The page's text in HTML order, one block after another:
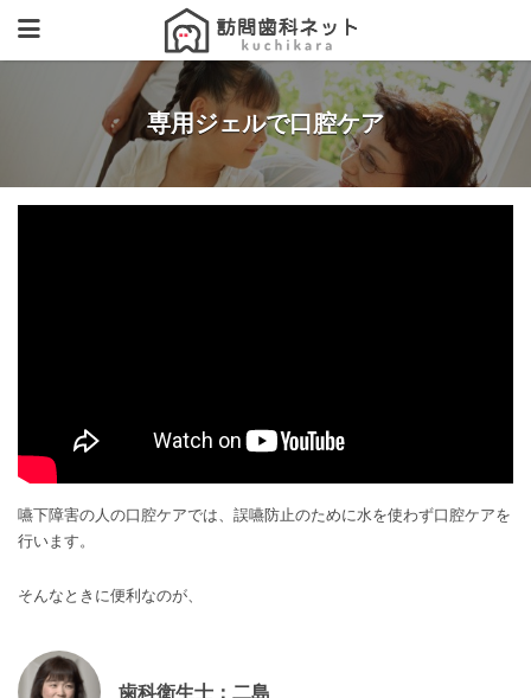
専用ジェルで口腔ケア
嚥下障害の人の口腔ケアでは、誤嚥防止のために水を使わず口腔ケアを
行います。
そんなときに便利なのが、
歯科衛生士：二島